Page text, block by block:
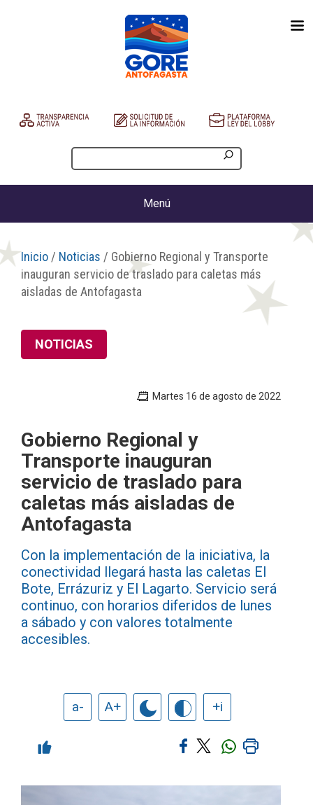
Menú
Inicio / Noticias / Gobierno Regional y Transporte
inauguran servicio de traslado para caletas más
aisladas de Antofagasta
NOTICIAS
Martes 16 de agosto de 2022
Gobierno Regional y
Transporte inauguran
servicio de traslado para
caletas más aisladas de
Antofagasta
Con la implementación de la iniciativa, la
conectividad llegará hasta las caletas El
Bote, Errázuriz y El Lagarto. Servicio será
continuo, con horarios diferidos de lunes
a sábado y con valores totalmente
accesibles.
a- A+ +i